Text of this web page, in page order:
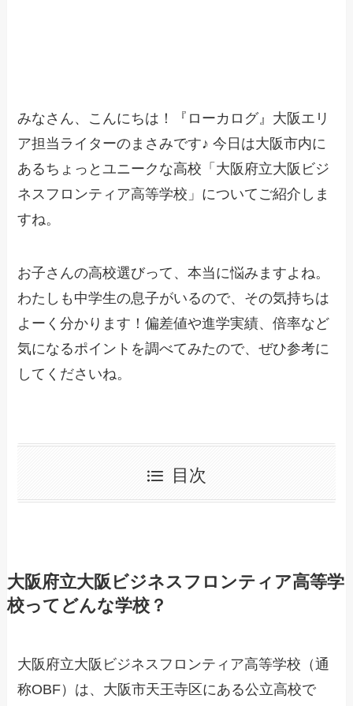
みなさん、こんにちは！『ローカログ』大阪エリ
ア担当ライターのまさみです♪ 今日は大阪市内に
あるちょっとユニークな高校「大阪府立大阪ビジ
ネスフロンティア高等学校」についてご紹介しま
すね。
お子さんの高校選びって、本当に悩みますよね。
わたしも中学生の息子がいるので、その気持ちは
よーく分かります！偏差値や進学実績、倍率など
気になるポイントを調べてみたので、ぜひ参考に
してくださいね。
目次
大阪府立大阪ビジネスフロンティア高等学
校ってどんな学校？
大阪府立大阪ビジネスフロンティア高等学校（通
称OBF）は、大阪市天王寺区にある公立高校で